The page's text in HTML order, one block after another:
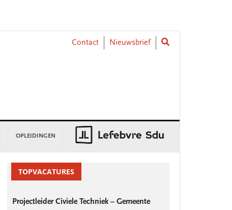
Contact
Nieuwsbrief
OPLEIDINGEN
SidebarTOPVACATURES
Projectleider Civiele Techniek – Gemeente